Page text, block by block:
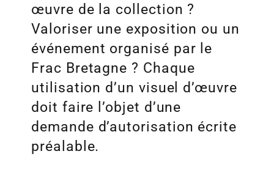
œuvre de la collection ?
Valoriser une exposition ou un
événement organisé par le
Frac Bretagne ? Chaque
utilisation d’un visuel d’œuvre
doit faire l’objet d’une
demande d’autorisation écrite
préalable.